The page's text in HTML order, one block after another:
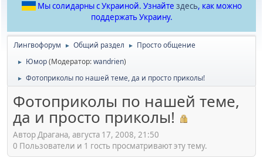
Мы солидарны с Украиной. Узнайте здесь, как можно
поддержать Украину.
Лингвофорум ► Общий раздел ► Просто общение
► Юмор(Модератор:wandrien)
► Фотоприколы по нашей теме, да и просто приколы!
Фотоприколы по нашей теме,
да и просто приколы!
Автор Драгана, августа 17, 2008, 21:50
0 Пользователи и 1 гость просматривают эту тему.